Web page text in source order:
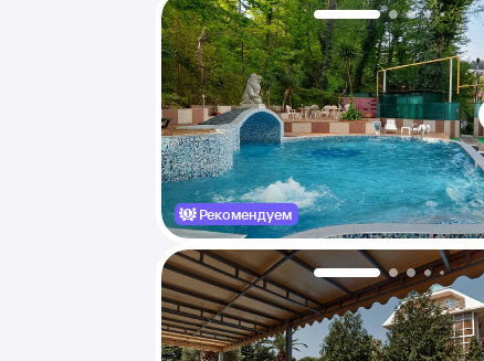
Рекомендуем